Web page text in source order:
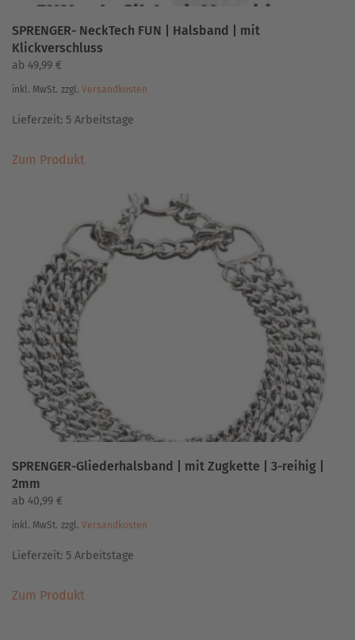
SPRENGER- NeckTech FUN | Halsband | mit
Klickverschluss
ab 49,99 €
inkl. MwSt. zzgl. Versandkosten
Lieferzeit: 5 Arbeitstage
Zum ProduktProdukt
mehrere
Varianten
auf.
Die
Optionen
können
werden
SPRENGER-Gliederhalsband | mit Zugkette | 3-reihig |
2mm
ab 40,99 €
inkl. MwSt. zzgl. Versandkosten
Lieferzeit: 5 Arbeitstage
Zum ProduktProdukt